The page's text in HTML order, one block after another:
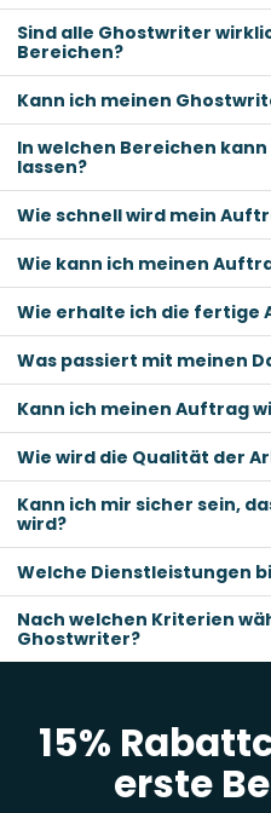
Sind alle Ghostwriter
Bereichen?
Kann ich meinen
In welchen Bereichen
lassen?
Wie schnell wird mein
Wie kann ich meinen
Wie erhalte ich die fertige
Was passiert mit meinen
Kann ich meinen Auftrag
Wie wird die Qualität der
Kann ich mir sicher sein,
wird?
Welche Dienstleistungen
Nach welchen Kriterien
Ghostwriter?
15%
erste